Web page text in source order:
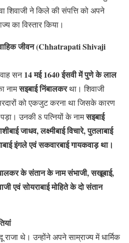
शिवाजी ने किले की संपत्ति को अपने
का विस्तार किया।
जीवन(Chhatrapati Shivaji
सन14 मई 1640 ईसवी में पुणे के लाल
नामसइबाई निंबालकरथा। शिवाजी
को एकजुट करना था जिसके कारण
उनकी 8 पत्नियों के नामसइबाई
जाधव, लक्ष्मीबाई विचारे, पुतलाबाई
इंगले एवं सकवारबाई गायकवाड़ था।
के संतान के नाम संभाजी, सखूबाई,
एवं सोयराबाई मोहिते के दो संतान
थे। उन्होंने अपने साम्राज्य में धार्मिक